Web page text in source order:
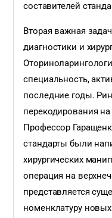
составителей
Вторая важная
диагностики и
специальность,
последние годы.
перекодирования на
Профессор
стандарты были
хирургических
операция на
представляется
номенклатуру